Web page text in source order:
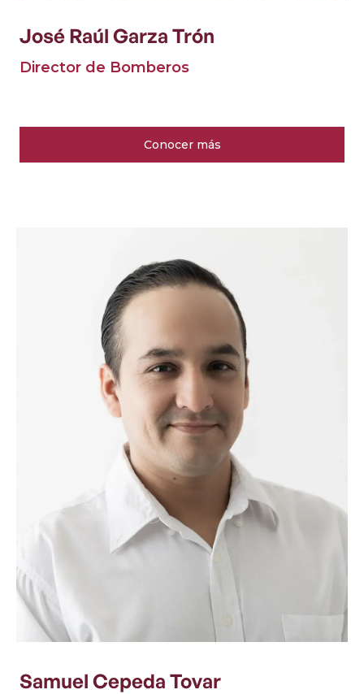
José Raúl Garza Trón
Director de Bomberos
Conocer más
Samuel Cepeda Tovar